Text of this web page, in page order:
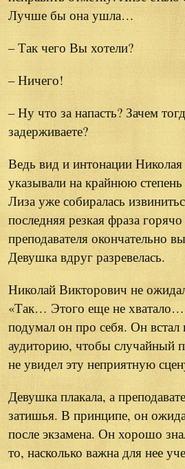
Лучше бы она ушла…
– Так чего Вы хотели?
– Ничего!
– Ну что за напасть? Зачем
задерживаете?
Ведь вид и интонации
указывали на крайнюю степень
Лиза уже собиралась
последняя резкая фраза
преподавателя окончательно
Девушка вдруг разревелась.
Николай Викторович не
«Так… Этого еще не
подумал он про себя. Он встал
аудиторию, чтобы случайный
не увидел эту неприятную
Девушка плакала, а
затишья. В принципе, он
после экзамена. Он хорошо
то, насколько важна для нее